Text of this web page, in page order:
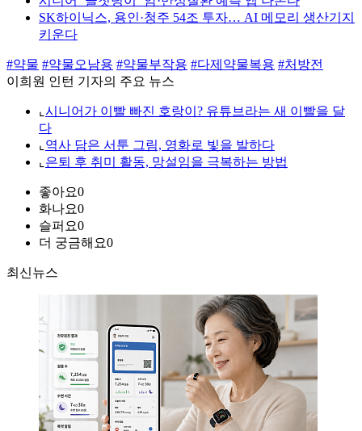
SK하이닉스, 용인·청주 54조 투자… AI 메모리 생산기지
키운다
#약물 #약물오남용 #약물부작용 #다제약물복용 #처방전
이희원 인턴 기자의 주요 뉴스
⌞ 시니어가 이빨 빠진 호랑이? 유튜브라는 새 이빨을 달
다
⌞ 역사 담은 서툰 그림, 영화로 빛을 발하다
⌞ 은퇴 후 취미 활동, 망설임을 극복하는 방법
좋아요0
화나요0
슬퍼요0
더 궁금해요0
최신뉴스